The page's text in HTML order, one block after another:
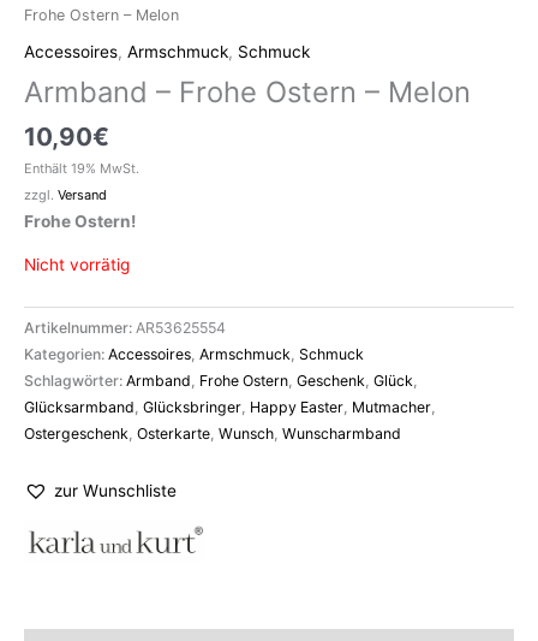
Frohe Ostern – Melon
Accessoires, Armschmuck, Schmuck
Armband – Frohe Ostern – Melon
10,90€
Enthält 19% MwSt.
zzgl. Versand
Frohe Ostern!
Nicht vorrätig
Artikelnummer: AR53625554
Kategorien: Accessoires, Armschmuck, Schmuck
Schlagwörter: Armband, Frohe Ostern, Geschenk, Glück,
Glücksarmband, Glücksbringer, Happy Easter, Mutmacher,
Ostergeschenk, Osterkarte, Wunsch, Wunscharmband
zur Wunschliste